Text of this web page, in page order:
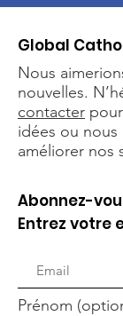
Global
Nous
nouvelles.
contacter
idées ou
améliorer nos
Abonnez-
Entrez votre
Prénom